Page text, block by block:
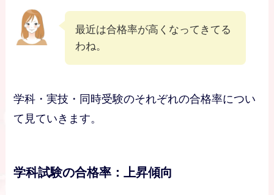
最近は合格率が高くなってきてる
わね。
学科・実技・同時受験のそれぞれの合格率につい
て見ていきます。
学科試験の合格率：上昇傾向